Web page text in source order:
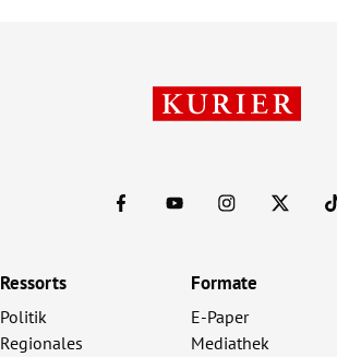
Ressorts
Politik
Regionales
Formate
E-Paper
Mediathek